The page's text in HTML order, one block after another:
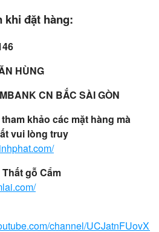
khi đặt hàng:
HÙNG
CN BẮC SÀI GÒN
khảo các mặt hàng mà
vui lòng truy
gỗ Cẩm
channel/